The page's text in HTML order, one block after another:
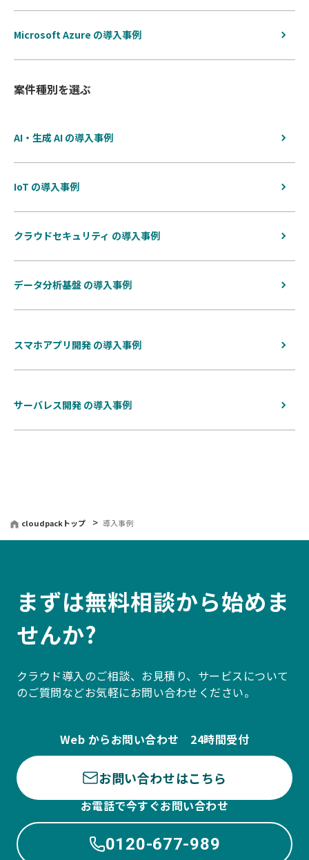
Microsoft Azure の導入事例
案件種別を選ぶ
AI・生成 AI の導入事例
IoT の導入事例
クラウドセキュリティ の導入事例
データ分析基盤 の導入事例
スマホアプリ開発 の導入事例
サーバレス開発 の導入事例
cloudpackトップ 導入事例
まずは無料相談から始めま
せんか?
クラウド導入のご相談、お見積り、サービスについて
のご質問などお気軽にお問い合わせください。
Web からお問い合わせ 24時間受付
お問い合わせはこちら
お電話で今すぐお問い合わせ
0120-677-989